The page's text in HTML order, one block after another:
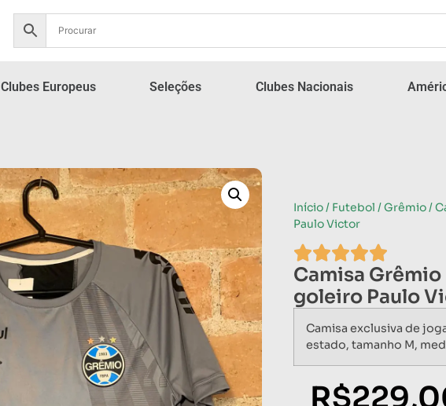
Clubes Europeus Seleções Clubes Nacionais
Início/ Futebol /Grêmio/
Paulo Victor
Camisa
goleiro Paulo
Camisa exclusiva de
estado, tamanho M,
R$